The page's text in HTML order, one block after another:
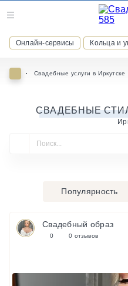
Онлайн-сервисы Кольца и
ВСТУПАЙТЕ В
Свадебные услуги в Иркутске
СВАДЕБНЫЕ
Популярность
Свадебный образ
0 0 отзывов